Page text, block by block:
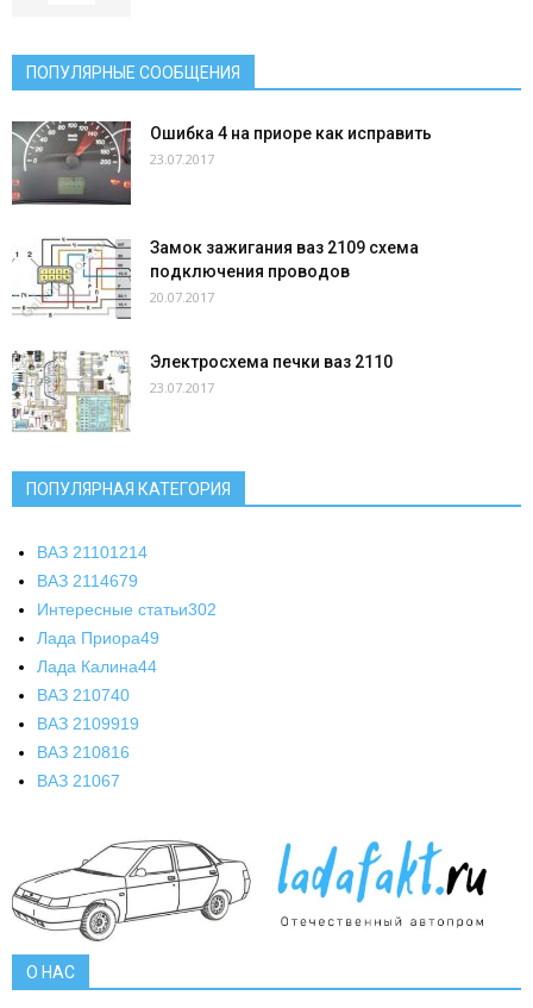
ПОПУЛЯРНЫЕ СООБЩЕНИЯ
Ошибка 4 на приоре как исправить
23.07.2017
Замок зажигания ваз 2109 схема
подключения проводов
20.07.2017
Электросхема печки ваз 2110
23.07.2017
ПОПУЛЯРНАЯ КАТЕГОРИЯ
ВАЗ 21101214
ВАЗ 2114679
Интересные статьи302
Лада Приора49
Лада Калина44
ВАЗ 210740
ВАЗ 2109919
ВАЗ 210816
ВАЗ 21067
О НАС